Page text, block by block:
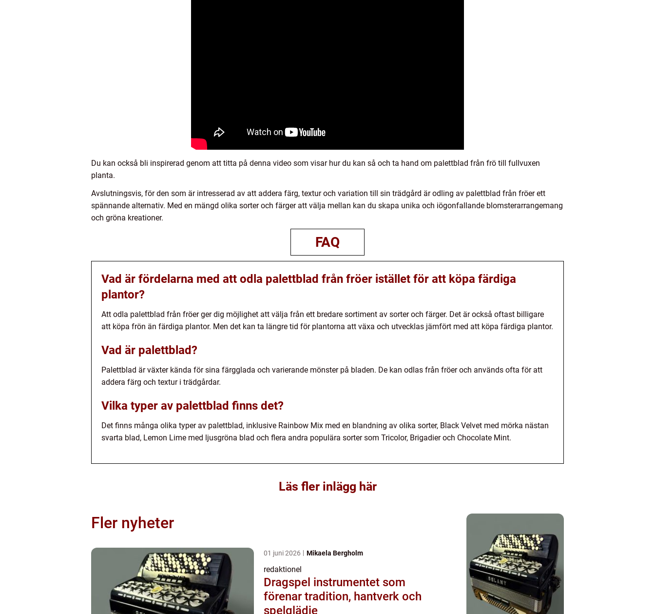
Du kan också bli inspirerad genom att titta på denna video som visar hur du kan så och ta hand om palettblad från frö till fullvuxen
planta.
Avslutningsvis, för den som är intresserad av att addera färg, textur och variation till sin trädgård är odling av palettblad från fröer ett
spännande alternativ. Med en mängd olika sorter och färger att välja mellan kan du skapa unika och iögonfallande blomsterarrangemang
och gröna kreationer.
FAQ
Vad är fördelarna med att odla palettblad från fröer istället för att köpa färdiga
plantor?
Att odla palettblad från fröer ger dig möjlighet att välja från ett bredare sortiment av sorter och färger. Det är också oftast billigare
att köpa frön än färdiga plantor. Men det kan ta längre tid för plantorna att växa och utvecklas jämfört med att köpa färdiga plantor.
Vad är palettblad?
Palettblad är växter kända för sina färgglada och varierande mönster på bladen. De kan odlas från fröer och används ofta för att
addera färg och textur i trädgårdar.
Vilka typer av palettblad finns det?
Det finns många olika typer av palettblad, inklusive Rainbow Mix med en blandning av olika sorter, Black Velvet med mörka nästan
svarta blad, Lemon Lime med ljusgröna blad och flera andra populära sorter som Tricolor, Brigadier och Chocolate Mint.
Läs fler inlägg här
Fler nyheter
01 juni 2026 Mikaela Bergholm
redaktionel
Dragspel instrumentet som
förenar tradition, hantverk och
spelglädje